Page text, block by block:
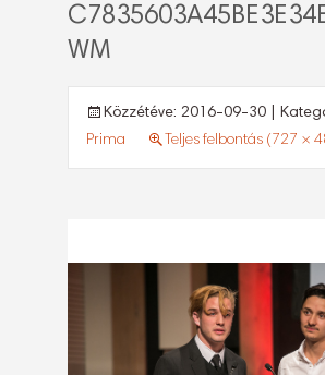
WM
Közzétéve: 2016-09-30 |
Prima
Teljes felbontás (727 ×